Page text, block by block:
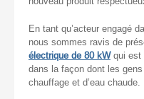
En tant qu’acteur engagé
nous sommes ravis de
électrique de 80 kW qui est
dans la façon dont les
chauffage et d’eau chaude.